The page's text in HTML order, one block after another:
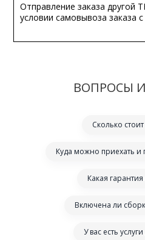
Отправление заказа другой
условии самовывоза заказа
ВОПРОСЫ
Сколько стоит
Куда можно приехать и
Какая
Включена ли
У вас есть